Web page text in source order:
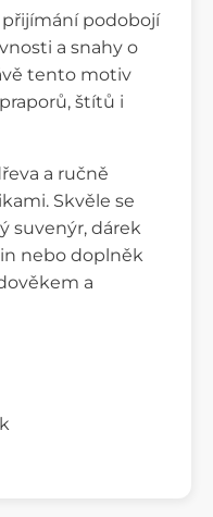
podobojí
a snahy o
tento motiv
štítů i
a ručně
Skvěle se
suvenýr, dárek
nebo doplněk
a